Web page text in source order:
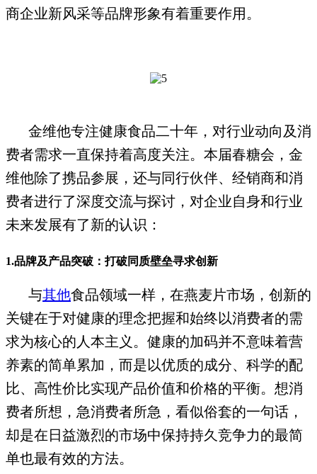
商企业新风采等品牌形象有着重要作用。
金维他专注健康食品二十年，对行业动向及消
费者需求一直保持着高度关注。本届春糖会，金
维他除了携品参展，还与同行伙伴、经销商和消
费者进行了深度交流与探讨，对企业自身和行业
未来发展有了新的认识：
1.品牌及产品突破：打破同质壁垒寻求创新
与其他食品领域一样，在燕麦片市场，创新的
关键在于对健康的理念把握和始终以消费者的需
求为核心的人本主义。健康的加码并不意味着营
养素的简单累加，而是以优质的成分、科学的配
比、高性价比实现产品价值和价格的平衡。想消
费者所想，急消费者所急，看似俗套的一句话，
却是在日益激烈的市场中保持持久竞争力的最简
单也最有效的方法。